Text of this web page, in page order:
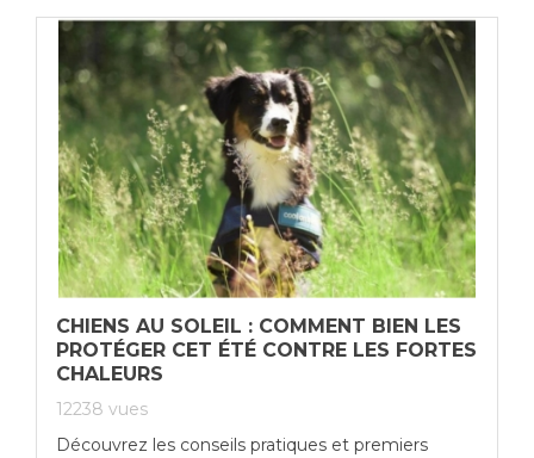
CHIENS AU SOLEIL : COMMENT BIEN LES
PROTÉGER CET ÉTÉ CONTRE LES FORTES
CHALEURS
12238 vues
Découvrez les conseils pratiques et premiers